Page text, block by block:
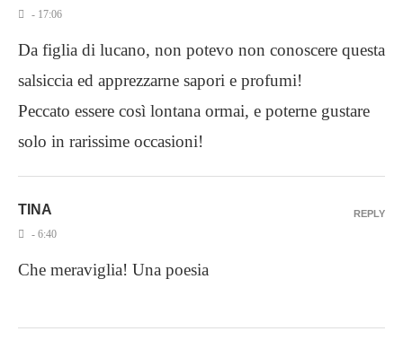
- 17:06
Da figlia di lucano, non potevo non conoscere questa
salsiccia ed apprezzarne sapori e profumi!
Peccato essere così lontana ormai, e poterne gustare
solo in rarissime occasioni!
TINA
- 6:40
Che meraviglia! Una poesia
REPLY